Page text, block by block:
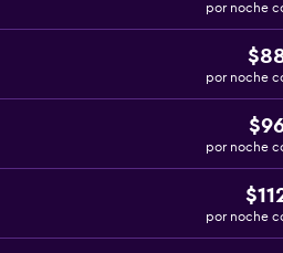
por noche
por noche
por noche
por noche